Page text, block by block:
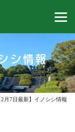
シ情報
2月7日最新】イノシシ情報